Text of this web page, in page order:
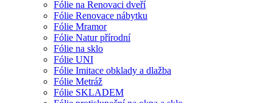
Fólie na Renovaci dveří
Fólie Renovace nábytku
Fólie Mramor
Fólie Natur přírodní
Fólie na sklo
Fólie UNI
Fólie Imitace obklady a dlažba
Fólie Metráž
Fólie SKLADEM